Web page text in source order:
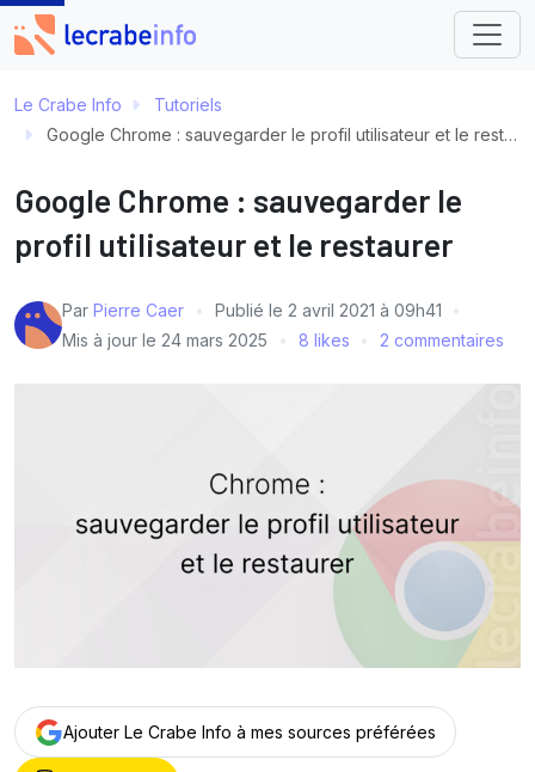
Le Crabe Info
Tutoriels
Google Chrome : sauvegarder le profil utilisateur et le restaurer
Google Chrome : sauvegarder le
profil utilisateur et le restaurer
Par Pierre Caer Publié le 2 avril 2021 à 09h41
Mis à jour le 24 mars 2025 8 likes 2 commentaires
Ajouter Le Crabe Info à mes sources préférées